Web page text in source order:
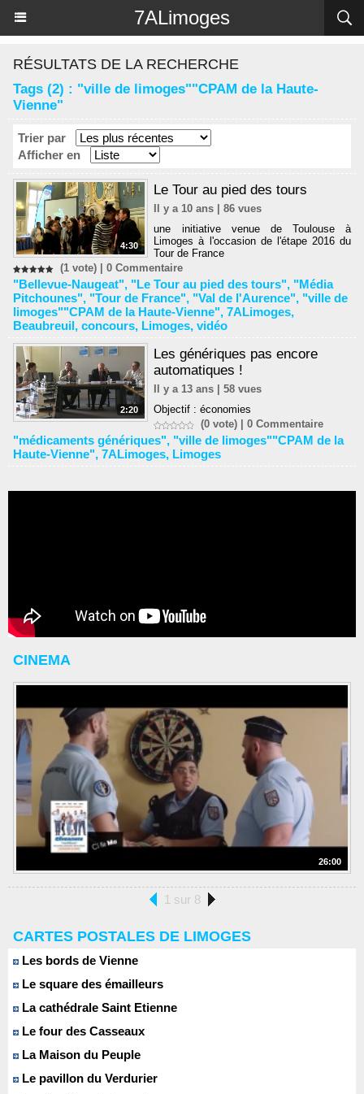
7ALimoges
RÉSULTATS DE LA RECHERCHE
Tags (2) : "ville de limoges""CPAM de la Haute-
Vienne"
Trier par
Afficher en
4:30
Le Tour au pied des tours
Il y a 10 ans | 86 vues
une initiative venue de Toulouse à
Limoges à l'occasion de l'étape 2016 du
Tour de France
(1 vote) | 0 Commentaire
"Bellevue-Naugeat", "Le Tour au pied des tours", "Média
Pitchounes", "Tour de France", "Val de l'Aurence", "ville de
limoges""CPAM de la Haute-Vienne", 7ALimoges,
Beaubreuil, concours, Limoges, vidéo
2:20
Les génériques pas encore
automatiques !
Il y a 13 ans | 58 vues
Objectif : économies
(0 vote) |0 Commentaire
"médicaments génériques", "ville de limoges""CPAM de la
Haute-Vienne", 7ALimoges, Limoges
CINEMA
26:00
1 sur 8
CARTES POSTALES DE LIMOGES
Les bords de Vienne
Le square des émailleurs
La cathédrale Saint Etienne
Le four des Casseaux
La Maison du Peuple
Le pavillon du Verdurier